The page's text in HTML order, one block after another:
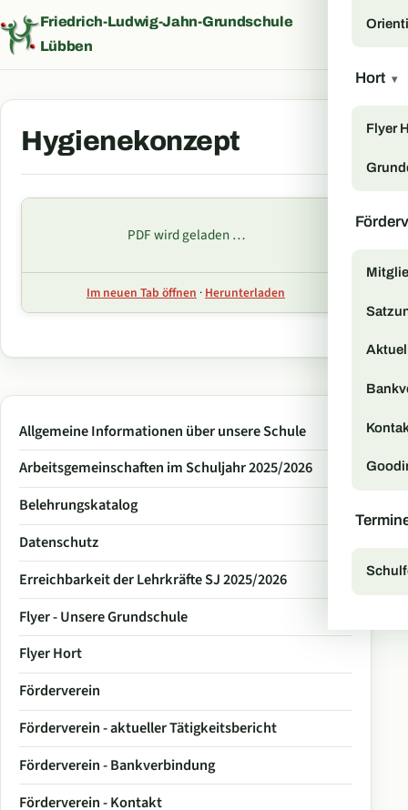
Friedrich-Ludwig-Jahn-Grundschule
Lübben
Hort ▾
Flyer
Hygienekonzept
PDF wird geladen …
Im neuen Tab öffnen · Herunterladen
Allgemeine Informationen über unsere Schule
Arbeitsgemeinschaften im Schuljahr 2025/2026
Belehrungskatalog
Datenschutz
Erreichbarkeit der Lehrkräfte SJ 2025/2026
Flyer - Unsere Grundschule
Flyer Hort
Förderverein
Förderverein - aktueller Tätigkeitsbericht
Förderverein - Bankverbindung
Förderverein - Kontakt